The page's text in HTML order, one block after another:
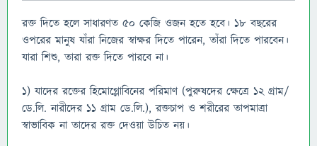
রক্ত দিতে হলে সাধারণত ৫০ কেজি ওজন হতে হবে। ১৮ বছরের
ওপরের মানুষ যাঁরা নিজের স্বাক্ষর দিতে পারেন, তাঁরা দিতে পারবেন।
যারা শিশু, তারা রক্ত দিতে পারবে না।
১) যাদের রক্তের হিমোগ্লোবিনের পরিমাণ (পুরুষদের ক্ষেত্রে ১২ গ্রাম/
ডে.লি. নারীদের ১১ গ্রাম ডে.লি.), রক্তচাপ ও শরীরের তাপমাত্রা
স্বাভাবিক না তাদের রক্ত দেওয়া উচিত নয়।